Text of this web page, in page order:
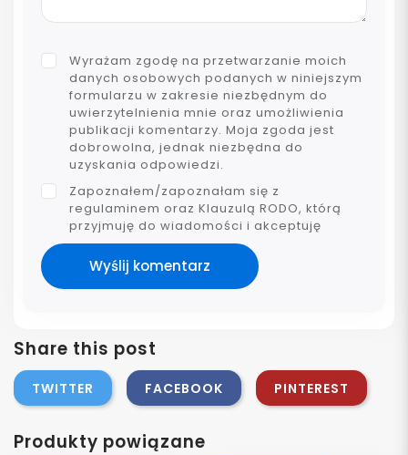
Wyrażam zgodę na przetwarzanie moich
danych osobowych podanych w niniejszym
formularzu w zakresie niezbędnym do
uwierzytelnienia mnie oraz umożliwienia
publikacji komentarzy. Moja zgoda jest
dobrowolna, jednak niezbędna do
uzyskania odpowiedzi.
Zapoznałem/zapoznałam się z
regulaminem oraz Klauzulą RODO, którą
przyjmuję do wiadomości i akceptuję
Wyślij komentarz
Share this post
TWITTER FACEBOOK PINTEREST
Produkty powiązane